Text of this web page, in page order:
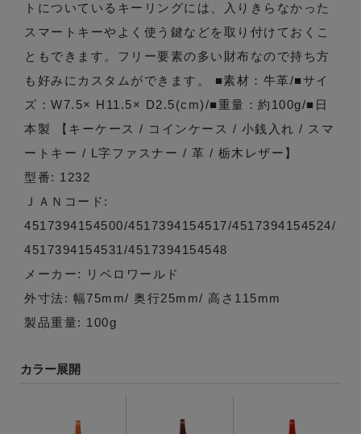
トについているキーリングには、入りきらなかった
スマートキーやよく使う鍵などを取り付けておくこ
ともできます。フリー要素の多い財布なので持ち方
も好みにカスタムができます。 ■素材：牛革/■サイ
ズ：W7.5× H11.5× D2.5(cm)/■重量：約100g/■日
本製 【キーケース / コインケース / 小銭入れ / スマ
ートキー / L字ファスナー / 革 / 栃木レザー】
型番: 1232
ＪＡＮコード:
4517394154500/4517394154517/4517394154524/
4517394154531/4517394154548
メーカー: リベロワールド
外寸法: 幅75mm/ 奥行25mm/ 高さ115mm
製品重量: 100g
カラー展開